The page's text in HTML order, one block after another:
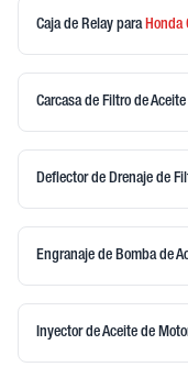
Caja de Relay para Honda
Carcasa de Filtro de Aceite
Deflector de Drenaje de
Engranaje de Bomba de
Inyector de Aceite de